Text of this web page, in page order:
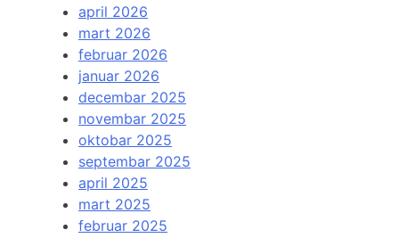
april 2026
mart 2026
februar 2026
januar 2026
decembar 2025
novembar 2025
oktobar 2025
septembar 2025
april 2025
mart 2025
februar 2025